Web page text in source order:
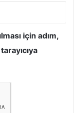
için adım,